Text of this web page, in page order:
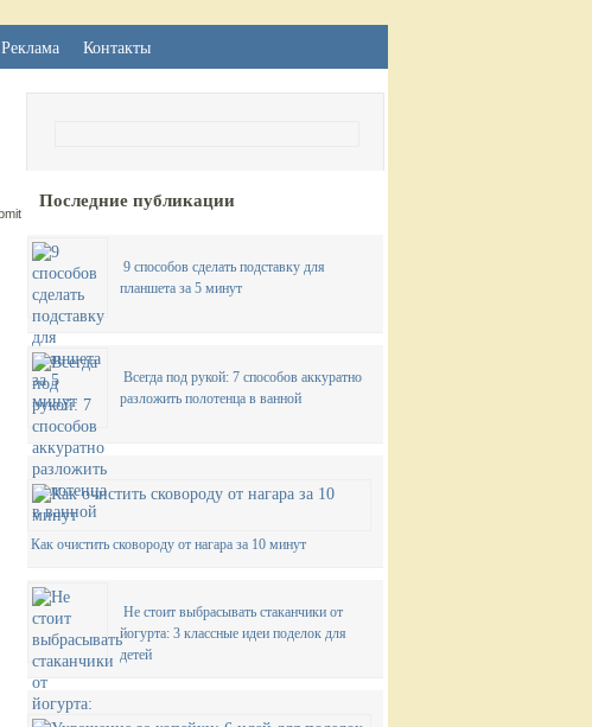
Реклама Контакты
Последние публикации
9 способов сделать подставку для
планшета за 5 минут
Всегда под рукой: 7 способов аккуратно
разложить полотенца в ванной
Как очистить сковороду от нагара за 10 минут
Не стоит выбрасывать стаканчики от
йогурта: 3 классные идеи поделок для
детей